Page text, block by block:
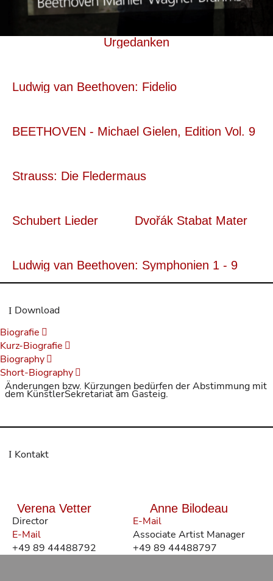
Urgedanken
Ludwig van Beethoven: Fidelio
BEETHOVEN - Michael Gielen, Edition Vol. 9
Strauss: Die Fledermaus
Schubert Lieder Dvořák Stabat Mater
Ludwig van Beethoven: Symphonien 1 - 9
Download
Biografie
Kurz-Biografie
Biography
Short-Biography
Änderungen bzw. Kürzungen bedürfen der Abstimmung mit
dem KünstlerSekretariat am Gasteig.
Kontakt
Verena Vetter
Director
E-Mail
+49 89 44488792
Anne Bilodeau
E-Mail
Associate Artist Manager
+49 89 44488797